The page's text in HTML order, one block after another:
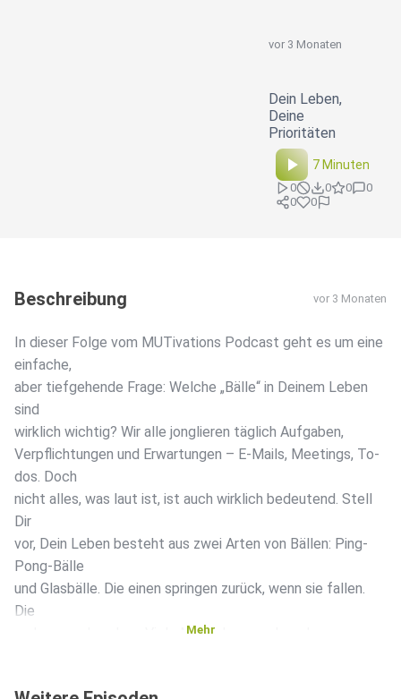
vor 3 Monaten
Dein Leben,
Deine
Prioritäten
7 Minuten
0 0 0
0
0
0
Beschreibung vor 3 Monaten
In dieser Folge vom MUTivations Podcast geht es um eine
einfache,
aber tiefgehende Frage: Welche „Bälle“ in Deinem Leben
sind
wirklich wichtig? Wir alle jonglieren täglich Aufgaben,
Verpflichtungen und Erwartungen – E-Mails, Meetings, To-
dos. Doch
nicht alles, was laut ist, ist auch wirklich bedeutend. Stell
Dir
vor, Dein Leben besteht aus zwei Arten von Bällen: Ping-
Pong-Bälle
und Glasbälle. Die einen springen zurück, wenn sie fallen.
Die
anderen zerbrechen. Viele Menschen machen den
Mehr